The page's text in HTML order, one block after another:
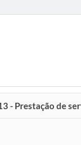
- Prestação de